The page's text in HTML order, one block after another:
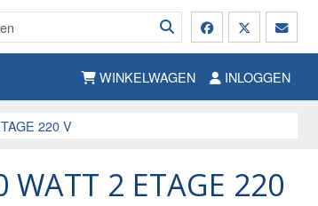
WINKELWAGEN INLOGGEN
220 V
WATT 2 ETAGE 220